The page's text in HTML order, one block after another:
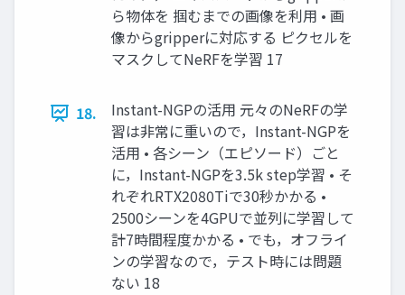
ら物体を 掴むまでの画像を利用 • 画
像からgripperに対応する ピクセルを
マスクしてNeRFを学習 17
18.
Instant-NGPの活用 元々のNeRFの学
習は非常に重いので，Instant-NGPを
活用 • 各シーン（エピソード）ごと
に，Instant-NGPを3.5k step学習 • そ
れぞれRTX2080Tiで30秒かかる •
2500シーンを4GPUで並列に学習して
計7時間程度かかる • でも，オフライ
ンの学習なので，テスト時には問題
ない 18